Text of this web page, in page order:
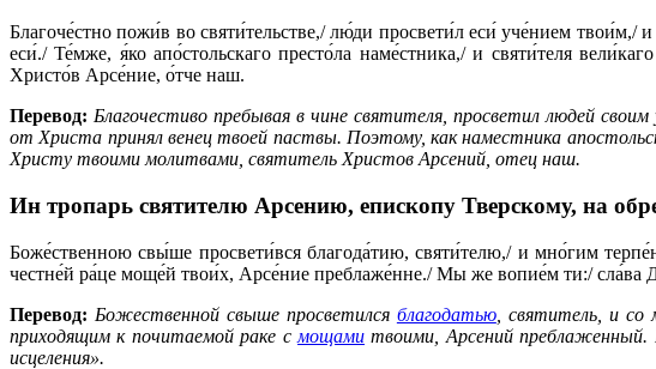
Благоче́стно пожи́в во святи́тельстве,/ лю́ди пpосвети́л еси́ уче́нием
еси́./ Те́мже, я́ко апо́стольскаго пpесто́ла наме́стника,/ и святи́теля
Хpисто́в Аpсе́ние, о́тче наш.
Перевод: Благочестиво пребывая в чине святителя, просветил людей
от Христа принял венец твоей паствы. Поэтому, как наместника
Христу твоими молитвами, святитель Христов Арсений, отец наш.
Ин тропарь святителю Арсению, епископу Тверскому, на
Боже́ственною свы́ше просвети́вся благода́тию, святи́телю,/ и мно́гим
честне́й ра́це моще́й твои́х, Арсе́ние преблаже́нне./ Мы же вопие́м ти:/ сла́ва
Перевод: Божественной свыше просветился благодатью, святитель, и со
приходящим к почитаемой раке с мощами твоими, Арсений
исцеления».